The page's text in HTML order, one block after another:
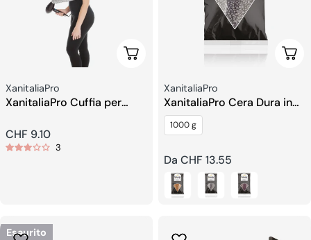
Aggiungi Al Carrello
Venditore:
XanitaliaPro
XanitaliaPro Cuffia per
Prezzo
regolare
CHF 9.10
3
Venditore:
XanitaliaPro
XanitaliaPro Cera Dura in
Grani
1000 g
Prezzo
regolare
Da CHF 13.55
Esaurito